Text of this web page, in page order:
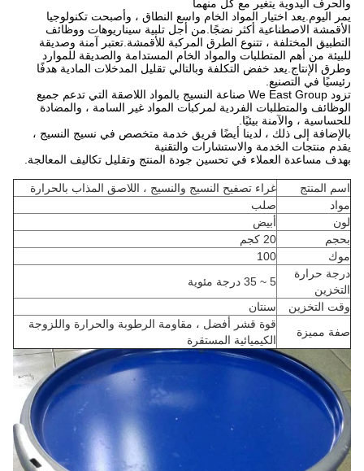
والحرف اليدوية يتغير مع كل منهما
يمر اليوم.يعد اختيار المواد الخام واسع النطاق ، وأصبحت تكنولوجيا
الأقمشة الاصطناعية أكثر نضجًا.من أجل تلبية سيناريوهات ووظائف
التطبيق المختلفة ، تتنوع الطرق المركبة للأقمشة.تعتبر آمنة وصديقة
للبيئة من أهم المتطلبات والمواد الخام المستدامة والصديقة للموارد
وطرق الإنتاج.يعد خفض التكلفة وبالتالي تقليل المدخلات المادية هدفًا
رئيسيًا في التصنيع.
تزود We East Group صناعة النسيج بالمواد اللاصقة التي تدعم جميع
الوظائف والمتطلبات الفردية لمركبات المواد غير السامة ، والمضادة
للحساسية ، والآمنة بيئيًا.
بالإضافة إلى ذلك ، لدينا أيضًا فريق خدمة متخصص في نسيج النسيج ،
يقدم منتجات الخدمة والاستشارات والتقنية
بهدف مساعدة العملاء في تحسين جودة المنتج وتقليل تكاليف المعالجة.
اسم المنتج
غراء تصفيح النسيج والنسيج ، اللاصق المذاب بالحرارة
مواد
صلب
لون
أبيض
بحجم
20 كجم
موك
100
درجة حرارة
التخزين
5 ~ 35 درجة مئوية
وقت التخزين
سنتان
صفة مميزة
قوة قشر أفضل ، مقاومة الرطوبة والحرارة واللزوجة
الكيميائية المستقرة